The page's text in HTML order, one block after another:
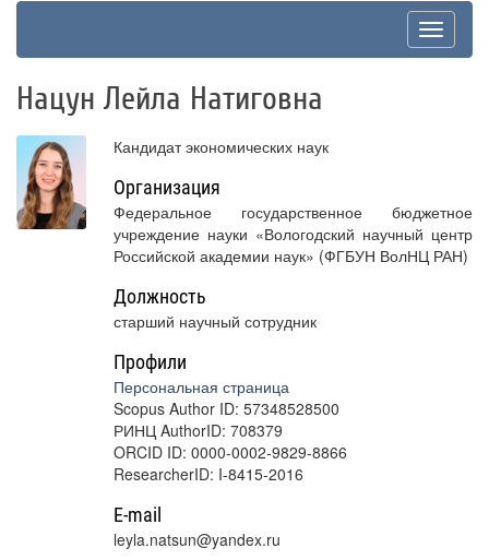
Toggle
Нацун Лейла Натиговна
Кандидат экономических наук
Организация
Федеральное государственное бюджетное
учреждение науки «Вологодский научный центр
Российской академии наук» (ФГБУН ВолНЦ РАН)
Должность
старший научный сотрудник
Профили
Персональная страница
Scopus Author ID: 57348528500
РИНЦ AuthorID: 708379
ORCID ID: 0000-0002-9829-8866
ResearcherID: I-8415-2016
E-mail
leyla.natsun@yandex.ru